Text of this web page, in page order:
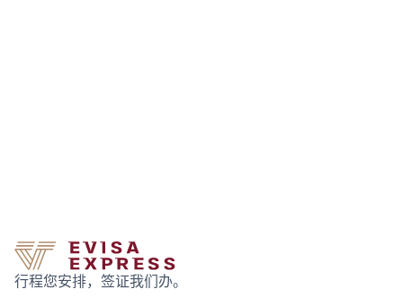
行程您安排，签证我们办。